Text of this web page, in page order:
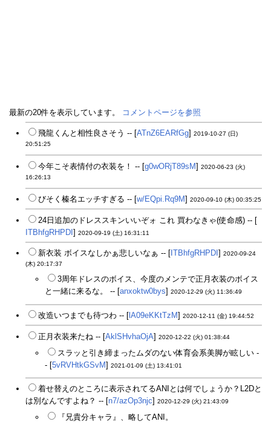
最新の20件を表示しています。 コメントページを参照
飛龍くんと相性良さそう -- [ATnZ6EARfGg] 2019-10-27 (日)
20:51:25
今年こそ表情付の衣装を！ -- [g0wORjT89sM] 2020-06-23 (火)
16:26:13
びそく榛名エッチすぎる -- [w/EQpi.Rq9M] 2020-09-10 (木) 00:35:25
24日追加のドレススキンいいぞォ これ 買わなきゃ(使命感) -- [
ITBhfgRHPDI ] 2020-09-19 (土) 16:31:11
新衣装 ボイスなしかぁ悲しいなぁ -- [ ITBhfgRHPDI ] 2020-09-24
(木) 20:17:37
3周年ドレスのボイス、今度のメンテで正月衣装のボイス
と一緒に来るな。 -- [anxoktw0bys] 2020-12-29 (火) 11:36:49
改造いつまでも待つわ -- [ lA09eKKtTzM] 2020-12-11 (金) 19:44:52
正月衣装来たね -- [AklSHvhaOjA] 2020-12-22 (火) 01:38:44
スラッと引き締まったムダのない体育会系美脚が眩しい -
- [5vRVHtkGSvM] 2021-01-09 (土) 13:41:01
着せ替えのところに表示されてるANIとは何でしょうか？L2Dと
は別なんですよね？ -- [n7/azOp3njc] 2020-12-29 (火) 21:43:09
『兄貴分キャラ』、略してANI。